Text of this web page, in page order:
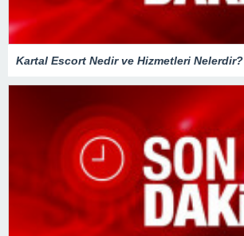
Kartal Escort Nedir ve Hizmetleri Nelerdir?